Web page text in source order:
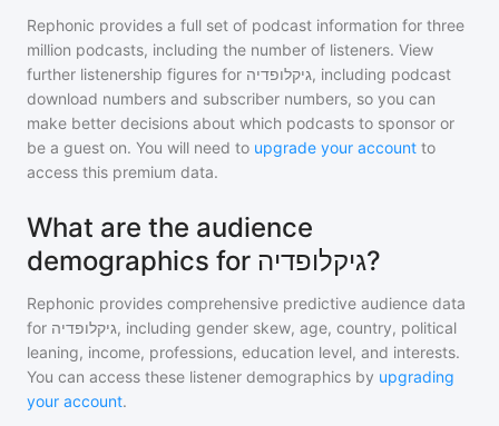
Rephonic provides a full set of podcast information for three
million podcasts, including the number of listeners. View
further listenership figures for גיקלופדיה, including podcast
download numbers and subscriber numbers, so you can
make better decisions about which podcasts to sponsor or
be a guest on. You will need to upgrade your account to
access this premium data.
What are the audience
demographics for גיקלופדיה?
Rephonic provides comprehensive predictive audience data
for גיקלופדיה, including gender skew, age, country, political
leaning, income, professions, education level, and interests.
You can access these listener demographics by upgrading
your account.